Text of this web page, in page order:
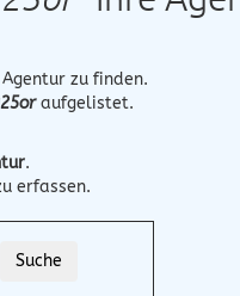
zu finden.
aufgelistet.
.
erfassen.